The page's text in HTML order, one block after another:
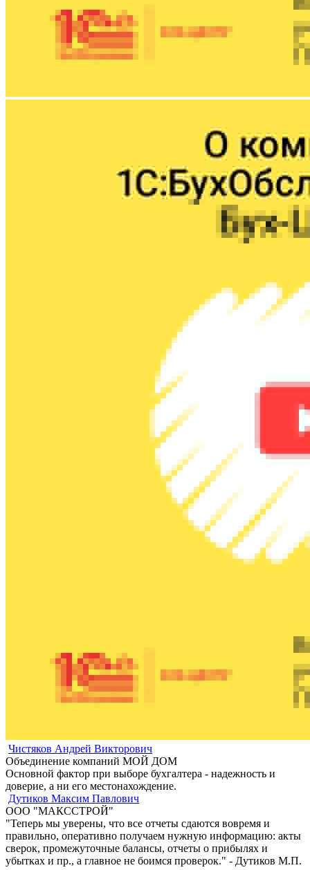
Чистяков Андрей Викторович
Объединение компаний МОЙ ДОМ
Основной фактор при выборе бухгалтера - надежность и
доверие, а ни его местонахождение.
Дутиков Максим Павлович
ООО "МАКССТРОЙ"
"Теперь мы уверены, что все отчеты сдаются вовремя и
правильно, оперативно получаем нужную информацию: акты
сверок, промежуточные балансы, отчеты о прибылях и
убытках и пр., а главное не боимся проверок." - Дутиков М.П.